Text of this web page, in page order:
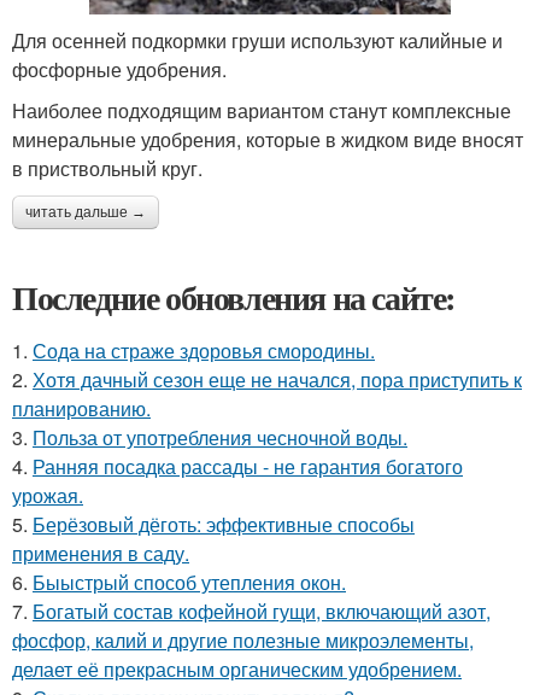
Для осенней подкормки груши используют калийные и
фосфорные удобрения.
Наиболее подходящим вариантом станут комплексные
минеральные удобрения, которые в жидком виде вносят
в приствольный круг.
читать дальше →
Последние обновления на сайте:
1. Сода на страже здоровья смородины.
2. Хотя дачный сезон еще не начался, пора приступить к
планированию.
3. Польза от употребления чесночной воды.
4. Ранняя посадка рассады - не гарантия богатого
урожая.
5. Берёзовый дёготь: эффективные способы
применения в саду.
6. Быыстрый способ утепления окон.
7. Богатый состав кофейной гущи, включающий азот,
фосфор, калий и другие полезные микроэлементы,
делает её прекрасным органическим удобрением.